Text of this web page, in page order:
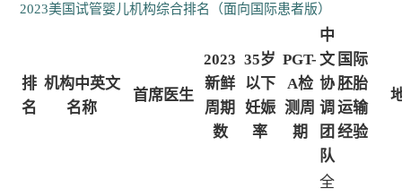
2023美国试管婴儿机构综合排名（面向国际患者版）
排
名
机构中英文
名称
首席医生
2023
新鲜
周期
数
35岁
以下
妊娠
率
PGT-
A检
测周
期
中
文
协
调
团
队
国际
胚胎
运输
经验
全